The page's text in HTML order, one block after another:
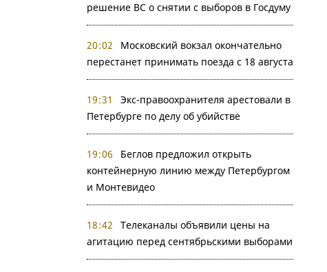
решение ВС о снятии с выборов в Госдуму
20:02
Московский вокзал окончательно
перестанет принимать поезда с 18 августа
19:31
Экс-правоохранителя арестовали в
Петербурге по делу об убийстве
19:06
Беглов предложил открыть
контейнерную линию между Петербургом
и Монтевидео
18:42
Телеканалы объявили цены на
агитацию перед сентябрьскими выборами